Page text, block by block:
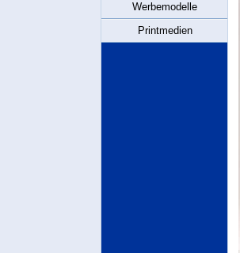
Werbemodelle
Printmedien